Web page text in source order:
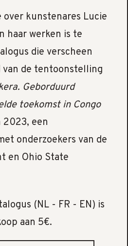
kunstenares Lucie
haar werken is te
die verscheen
de tentoonstelling
Geborduurd
toekomst in Congo
2023, een
onderzoekers van de
en Ohio State
(NL - FR - EN) is
aan 5€.